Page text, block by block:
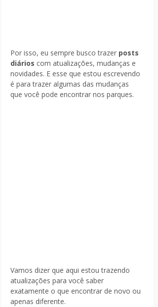
Por isso, eu sempre busco trazer posts
diários com atualizações, mudanças e
novidades. E esse que estou escrevendo
é para trazer algumas das mudanças
que você pode encontrar nos parques.
Vamos dizer que aqui estou trazendo
atualizações para você saber
exatamente o que encontrar de novo ou
apenas diferente.